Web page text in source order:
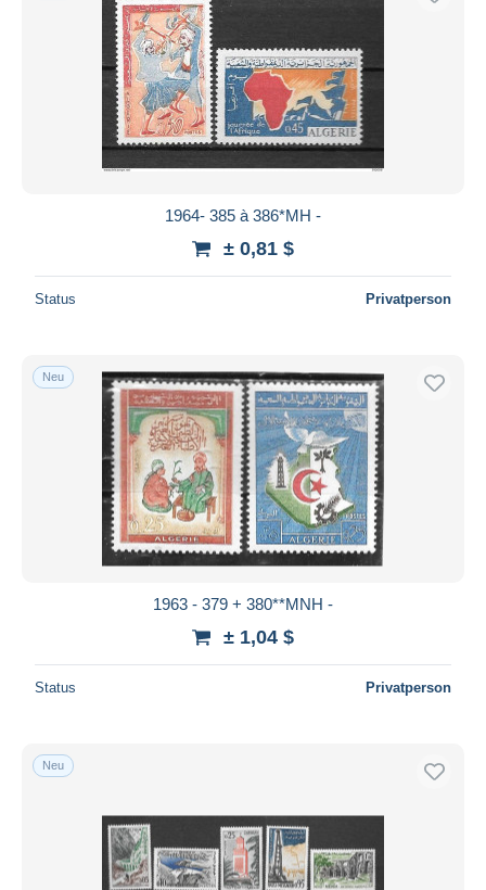
1964- 385 à 386*MH -
± 0,81 $
Status Privatperson
Neu
1963 - 379 + 380**MNH -
± 1,04 $
Status Privatperson
Neu